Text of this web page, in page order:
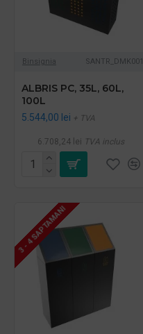
Binsignia SANTR_DMK001
ALBRIS PC, 35L, 60L,
100L
5.544,00 lei + TVA
6.708,24 lei TVA inclus
3 - 4 SAPTAMANI